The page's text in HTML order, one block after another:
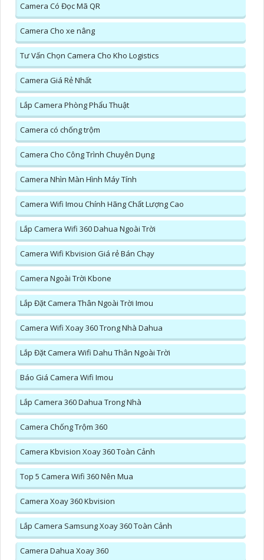
Camera Có Đọc Mã QR
Camera Cho xe nâng
Tư Vấn Chọn Camera Cho Kho Logistics
Camera Giá Rẻ Nhất
Lắp Camera Phòng Phẩu Thuật
Camera có chống trộm
Camera Cho Công Trình Chuyên Dụng
Camera Nhìn Màn Hình Máy Tính
Camera Wifi Imou Chính Hãng Chất Lượng Cao
Lắp Camera Wifi 360 Dahua Ngoài Trời
Camera Wifi Kbvision Giá rẻ Bán Chạy
Camera Ngoài Trời Kbone
Lắp Đặt Camera Thân Ngoài Trời Imou
Camera Wifi Xoay 360 Trong Nhà Dahua
Lắp Đặt Camera Wifi Dahu Thân Ngoài Trời
Báo Giá Camera Wifi Imou
Lắp Camera 360 Dahua Trong Nhà
Camera Chống Trộm 360
Camera Kbvision Xoay 360 Toàn Cảnh
Top 5 Camera Wifi 360 Nên Mua
Camera Xoay 360 Kbvision
Lắp Camera Samsung Xoay 360 Toàn Cảnh
Camera Dahua Xoay 360